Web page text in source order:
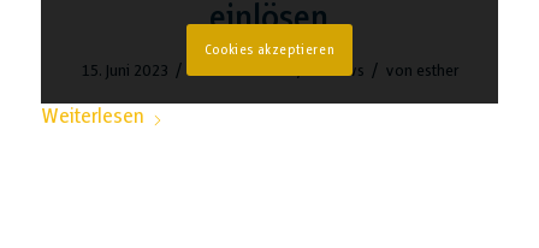
einlösen
15. Juni 2023 / 0 Kommentare News / von esther
Weiterlesen
Cookies akzeptieren